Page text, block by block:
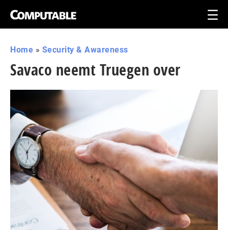
Home » Security & Awareness
Savaco neemt Truegen over